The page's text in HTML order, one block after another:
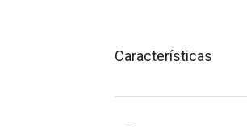
Características